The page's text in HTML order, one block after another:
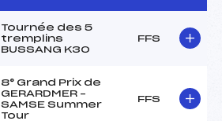
Tournée des 5
tremplins
BUSSANG K30
FFS
8° Grand Prix de
GERARDMER –
SAMSE Summer
Tour
FFS